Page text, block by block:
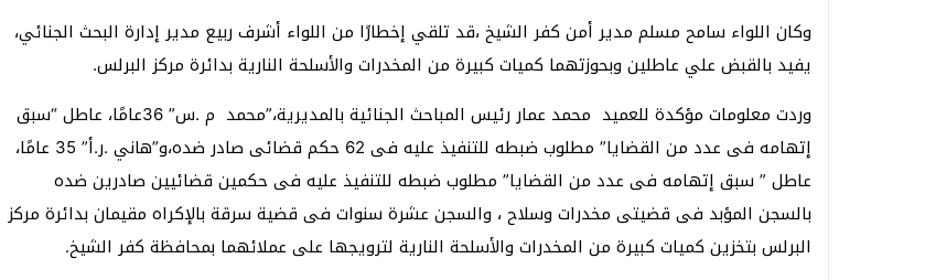
وكان اللواء سامح مسلم مدير أمن كفر الشيخ ،قد تلقي إخطارًا من اللواء أشرف ربيع مدير إدارة البحث الجنائي،
يفيد بالقبض علي عاطلين وبحوزتهما كميات كبيرة من المخدرات والأسلحة النارية بدائرة مركز البرلس.
وردت معلومات مؤكدة للعميد محمد عمار رئيس المباحث الجنائية بالمديرية،”محمد م .س” 36عامًا، عاطل “سبق
إتهامه فى عدد من القضايا” مطلوب ضبطه للتنفيذ عليه فى 62 حكم قضائى صادر ضده،و”هاني .ر.أ” 35 عامًا،
عاطل ” سبق إتهامه فى عدد من القضايا” مطلوب ضبطه للتنفيذ عليه فى حكمين قضائيين صادرين ضده
بالسجن المؤبد فى قضيتى مخدرات وسلاح ، والسجن عشرة سنوات فى قضية سرقة بالإكراه مقيمان بدائرة مركز
البرلس بتخزين كميات كبيرة من المخدرات والأسلحة النارية لترويجها على عملائهما بمحافظة كفر الشيخ.